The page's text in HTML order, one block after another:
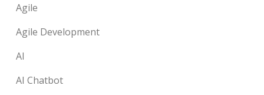
Agile
Agile Development
AI
AI Chatbot